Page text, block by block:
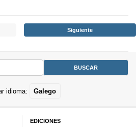
Siguiente
idioma: Galego
EDICIONES